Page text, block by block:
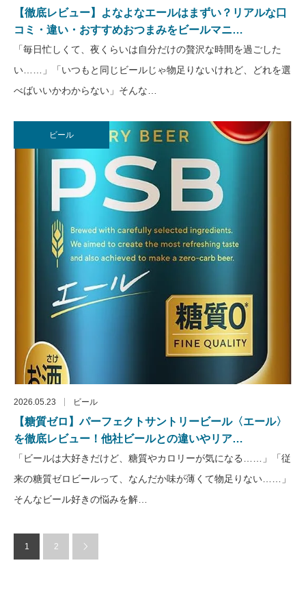
【徹底レビュー】よなよなエールはまずい？リアルな口
コミ・違い・おすすめおつまみをビールマニ…
「毎日忙しくて、夜くらいは自分だけの贅沢な時間を過ごした
い……」「いつもと同じビールじゃ物足りないけれど、どれを選
べばいいかわからない」そんな…
ビール
2026.05.23 ビール
【糖質ゼロ】パーフェクトサントリービール〈エール〉
を徹底レビュー！他社ビールとの違いやリア…
「ビールは大好きだけど、糖質やカロリーが気になる……」「従
来の糖質ゼロビールって、なんだか味が薄くて物足りない……」
そんなビール好きの悩みを解…
1 2